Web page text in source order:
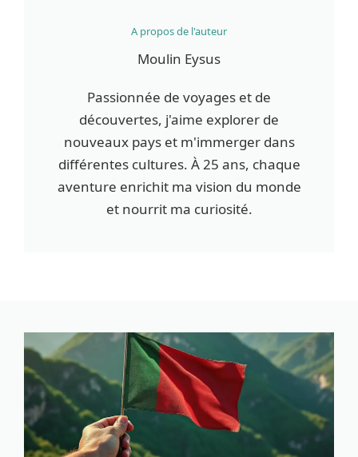
A propos de l'auteur
Moulin Eysus
Passionnée de voyages et de
découvertes, j'aime explorer de
nouveaux pays et m'immerger dans
différentes cultures. À 25 ans, chaque
aventure enrichit ma vision du monde
et nourrit ma curiosité.